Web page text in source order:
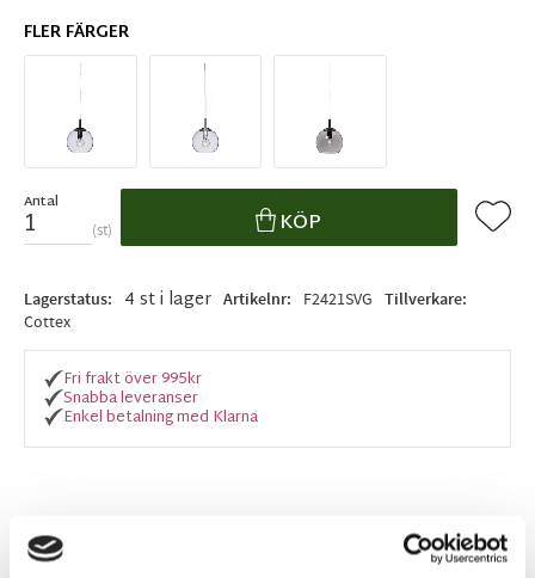
FLER FÄRGER
Antal
st KÖP Lägg
Lagerstatus 4 st i lager Artikelnr F2421SVG Tillverkare
Cottex
Fri frakt över 995kr
Snabba leveranser
Enkel betalning med Klarna
Snygg och stilren fönsterlampa med mattsvart
lamphållare och rökfärgat glas.